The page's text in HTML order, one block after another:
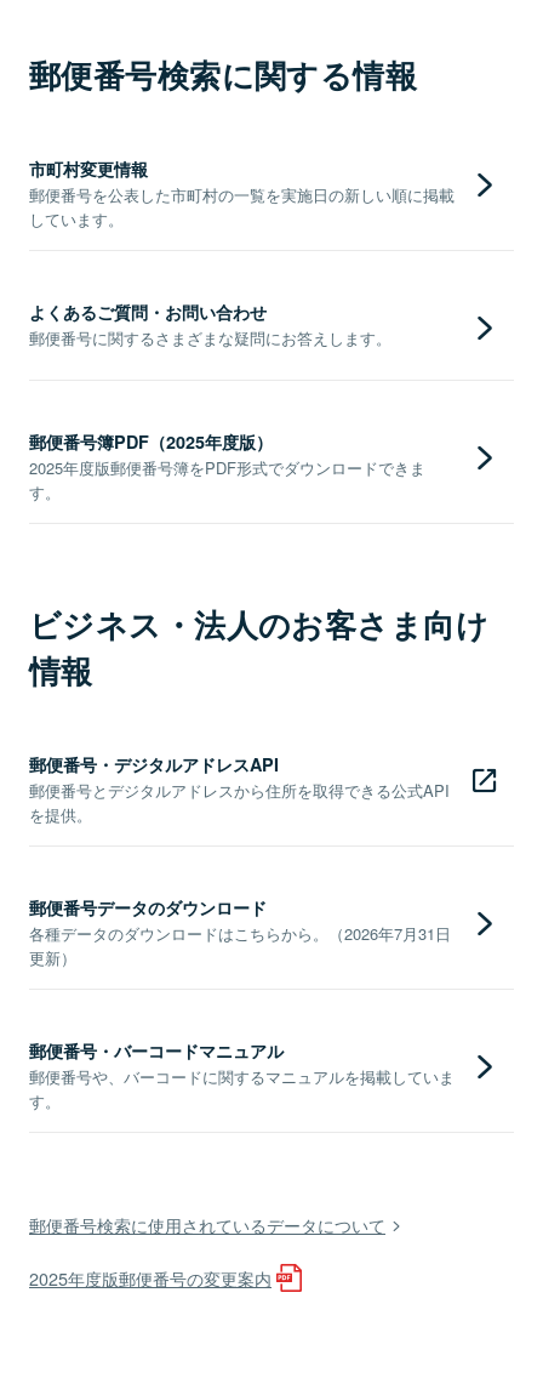
郵便番号検索に関する情報
市町村変更情報
郵便番号を公表した市町村の一覧を実施日の新しい順に掲載
しています。
よくあるご質問・お問い合わせ
郵便番号に関するさまざまな疑問にお答えします。
郵便番号簿PDF（2025年度版）
2025年度版郵便番号簿をPDF形式でダウンロードできま
す。
ビジネス・法人のお客さま向け
情報
郵便番号・デジタルアドレスAPI
郵便番号とデジタルアドレスから住所を取得できる公式API
を提供。
郵便番号データのダウンロード
各種データのダウンロードはこちらから。（2026年7月31日
更新）
郵便番号・バーコードマニュアル
郵便番号や、バーコードに関するマニュアルを掲載していま
す。
郵便番号検索に使用されているデータについて
2025年度版郵便番号の変更案内